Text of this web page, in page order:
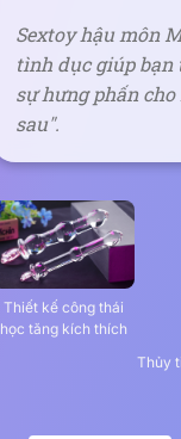
Sextoy hậu môn
tình dục giúp bạn
sự hưng phấn
sau".
Thiết kế công thái
học tăng kích thích
Thủy